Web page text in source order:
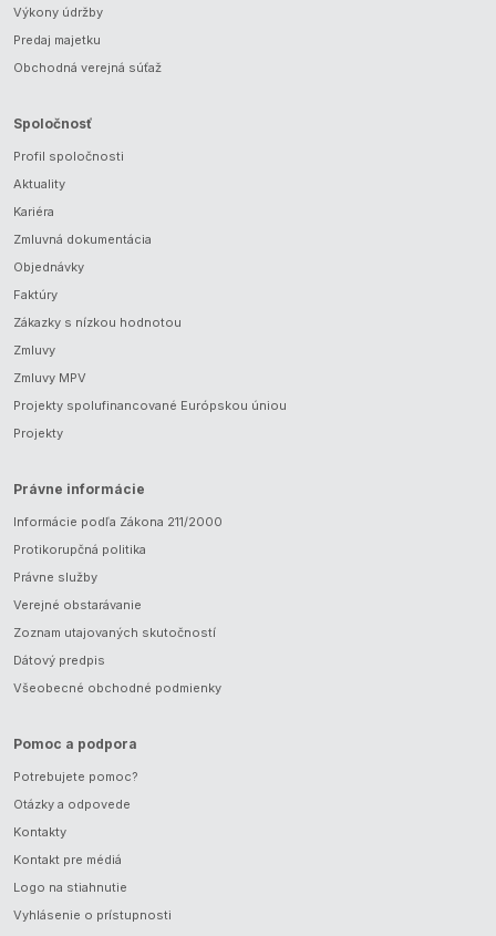
Výkony údržby
Predaj majetku
Obchodná verejná súťaž
Spoločnosť
Profil spoločnosti
Aktuality
Kariéra
Zmluvná dokumentácia
Objednávky
Faktúry
Zákazky s nízkou hodnotou
Zmluvy
Zmluvy MPV
Projekty spolufinancované Európskou úniou
Projekty
Právne informácie
Informácie podľa Zákona 211/2000
Protikorupčná politika
Právne služby
Verejné obstarávanie
Zoznam utajovaných skutočností
Dátový predpis
Všeobecné obchodné podmienky
Pomoc a podpora
Potrebujete pomoc?
Otázky a odpovede
Kontakty
Kontakt pre médiá
Logo na stiahnutie
Vyhlásenie o prístupnosti